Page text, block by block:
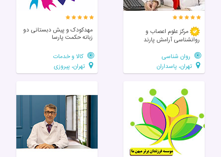
مرکز علوم اعصاب و
روانشناسی آرامش پارند
روان شناسی
تهران، پاسداران
مهدکودک و پیش دبستانی دو
زبانه حکمت پارسا
کالا و خدمات
تهران، پیروزی